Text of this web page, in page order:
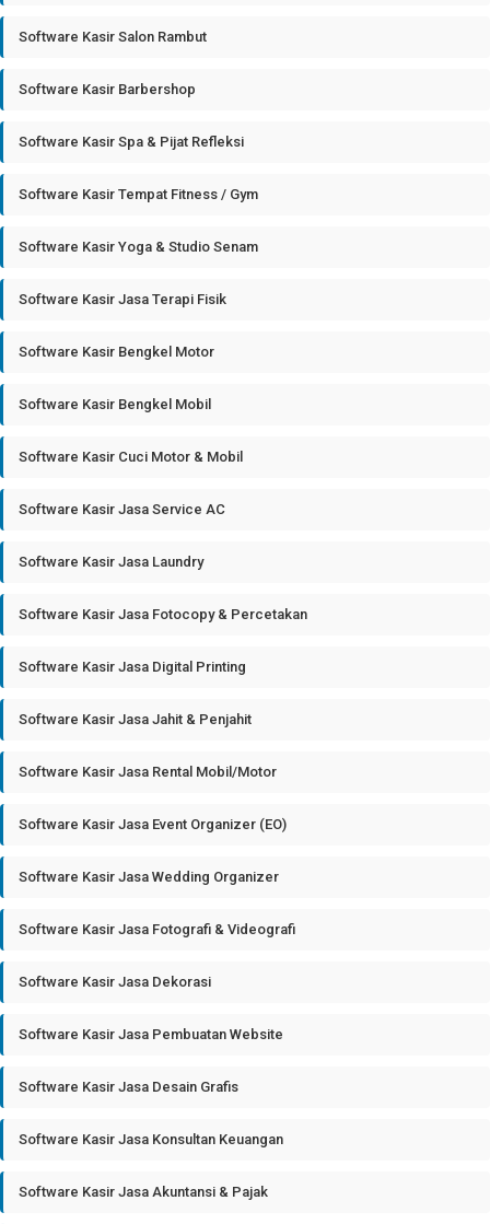
Software Kasir Salon Rambut
Software Kasir Barbershop
Software Kasir Spa & Pijat Refleksi
Software Kasir Tempat Fitness / Gym
Software Kasir Yoga & Studio Senam
Software Kasir Jasa Terapi Fisik
Software Kasir Bengkel Motor
Software Kasir Bengkel Mobil
Software Kasir Cuci Motor & Mobil
Software Kasir Jasa Service AC
Software Kasir Jasa Laundry
Software Kasir Jasa Fotocopy & Percetakan
Software Kasir Jasa Digital Printing
Software Kasir Jasa Jahit & Penjahit
Software Kasir Jasa Rental Mobil/Motor
Software Kasir Jasa Event Organizer (EO)
Software Kasir Jasa Wedding Organizer
Software Kasir Jasa Fotografi & Videografi
Software Kasir Jasa Dekorasi
Software Kasir Jasa Pembuatan Website
Software Kasir Jasa Desain Grafis
Software Kasir Jasa Konsultan Keuangan
Software Kasir Jasa Akuntansi & Pajak